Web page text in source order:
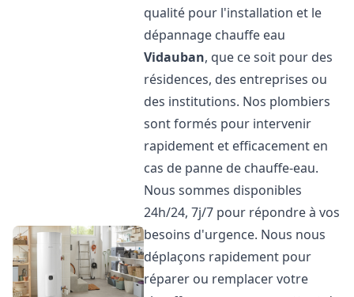
qualité pour l'installation et le
dépannage chauffe eau
Vidauban, que ce soit pour des
résidences, des entreprises ou
des institutions. Nos plombiers
sont formés pour intervenir
rapidement et efficacement en
cas de panne de chauffe-eau.
Nous sommes disponibles
24h/24, 7j/7 pour répondre à vos
besoins d'urgence. Nous nous
déplaçons rapidement pour
réparer ou remplacer votre